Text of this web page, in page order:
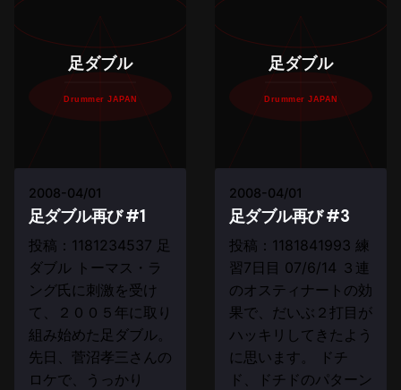
足ダブル
Drummer JAPAN
2008-04/01
足ダブル再び #1
投稿：1181234537 足
ダブル トーマス・ラ
ング氏に刺激を受け
て、２００５年に取り
組み始めた足ダブル。
先日、菅沼孝三さんの
ロケで、うっかり
足ダブル
Drummer JAPAN
2008-04/01
足ダブル再び #3
投稿：1181841993 練
習7日目 07/6/14 ３連
のオスティナートの効
果で、だいぶ２打目が
ハッキリしてきたよう
に思います。 ドチ
ド、ドチドのパターン